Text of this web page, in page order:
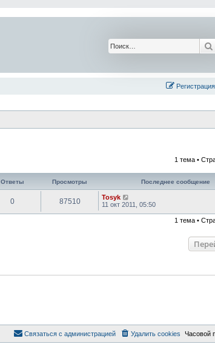
Регистрация
1 тема •
Ответы Просмотры Последнее сообщение
0 87510
Tosyk
11 окт 2011, 05:50
1 тема •
Часовой
Удалить cookies
Связаться с администрацией